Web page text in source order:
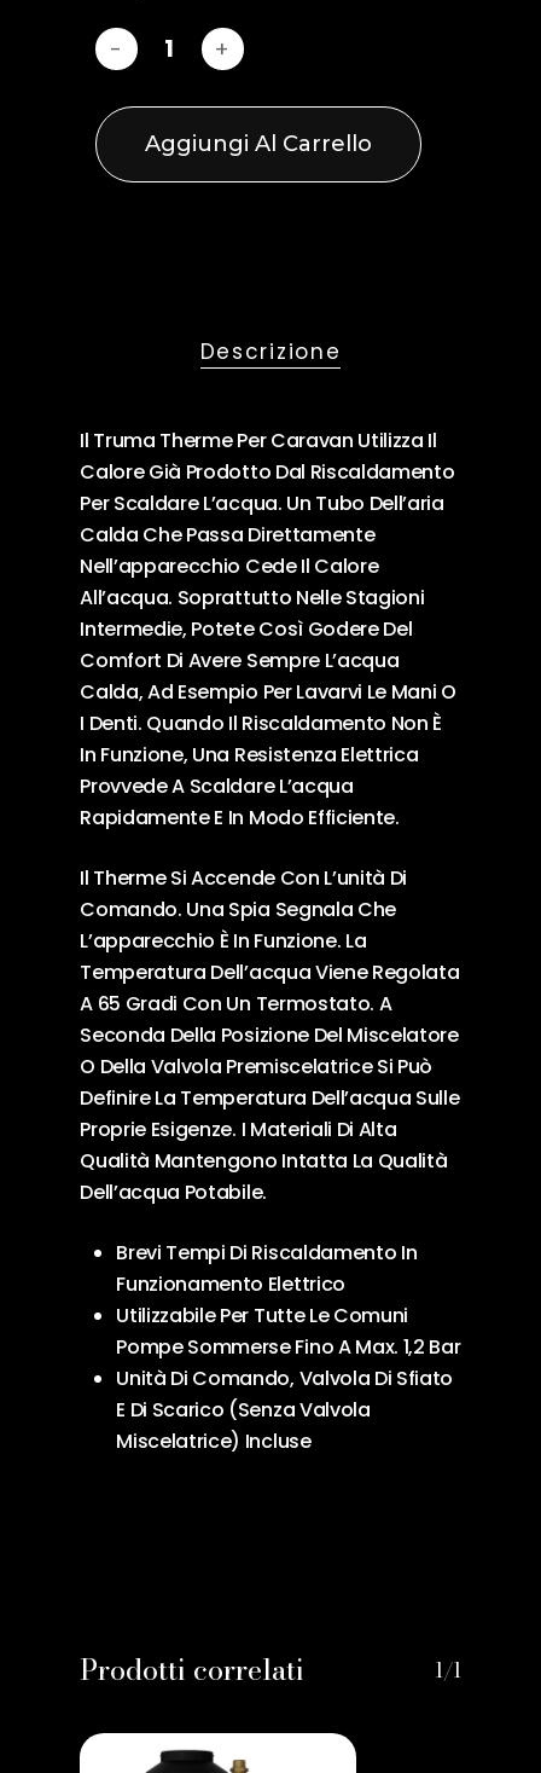
Aggiungi Al Carrello
Descrizione
Il Truma Therme Per Caravan Utilizza Il
Calore Già Prodotto Dal Riscaldamento
Per Scaldare L’acqua. Un Tubo Dell’aria
Calda Che Passa Direttamente
Nell’apparecchio Cede Il Calore
All’acqua. Soprattutto Nelle Stagioni
Intermedie, Potete Così Godere Del
Comfort Di Avere Sempre L’acqua
Calda, Ad Esempio Per Lavarvi Le Mani O
I Denti. Quando Il Riscaldamento Non È
In Funzione, Una Resistenza Elettrica
Provvede A Scaldare L’acqua
Rapidamente E In Modo Efficiente.
Il Therme Si Accende Con L’unità Di
Comando. Una Spia Segnala Che
L’apparecchio È In Funzione. La
Temperatura Dell’acqua Viene Regolata
A 65 Gradi Con Un Termostato. A
Seconda Della Posizione Del Miscelatore
O Della Valvola Premiscelatrice Si Può
Definire La Temperatura Dell’acqua Sulle
Proprie Esigenze. I Materiali Di Alta
Qualità Mantengono Intatta La Qualità
Dell’acqua Potabile.
Brevi Tempi Di Riscaldamento In
Funzionamento Elettrico
Utilizzabile Per Tutte Le Comuni
Pompe Sommerse Fino A Max. 1,2 Bar
Unità Di Comando, Valvola Di Sfiato
E Di Scarico (Senza Valvola
Miscelatrice) Incluse
Prodotti correlati 1/1